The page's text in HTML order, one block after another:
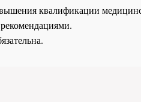
квалификации